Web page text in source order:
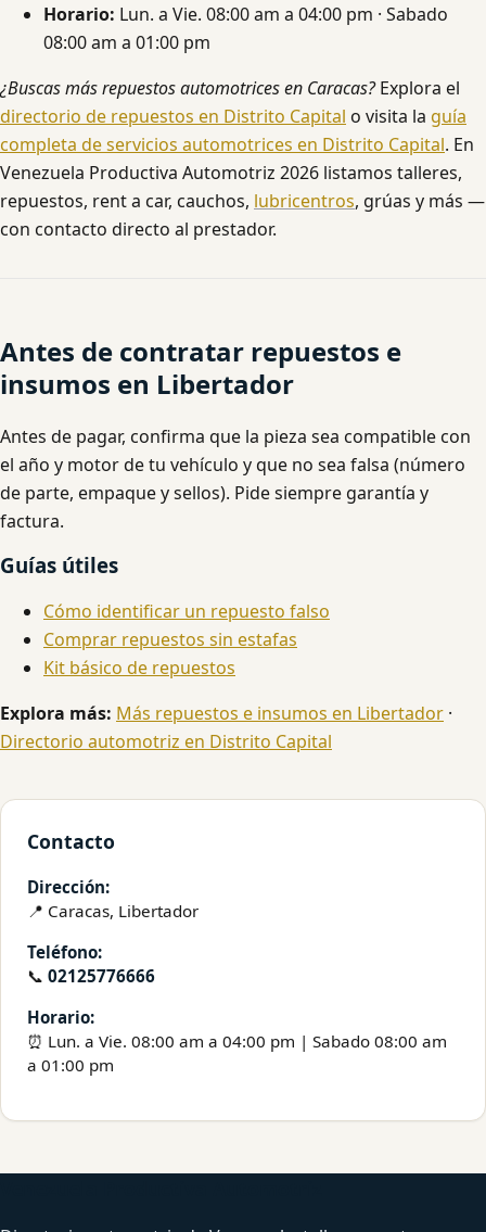
Horario: Lun. a Vie. 08:00 am a 04:00 pm · Sabado
08:00 am a 01:00 pm
¿Buscas más repuestos automotrices en Caracas?Explora el
directorio de repuestos en Distrito Capital o visita la guía
completa de servicios automotrices en Distrito Capital. En
Venezuela Productiva Automotriz 2026 listamos talleres,
repuestos, rent a car, cauchos, lubricentros, grúas y más —
con contacto directo al prestador.
Antes de contratar repuestos e
insumos en Libertador
Antes de pagar, confirma que la pieza sea compatible con
el año y motor de tu vehículo y que no sea falsa (número
de parte, empaque y sellos). Pide siempre garantía y
factura.
Guías útiles
Cómo identificar un repuesto falso
Comprar repuestos sin estafas
Kit básico de repuestos
Explora más: Más repuestos e insumos en Libertador ·
Directorio automotriz en Distrito Capital
Contacto
Dirección:
📍 Caracas, Libertador
Teléfono:
📞 02125776666
Horario:
⏰ Lun. a Vie. 08:00 am a 04:00 pm | Sabado 08:00 am
a 01:00 pm